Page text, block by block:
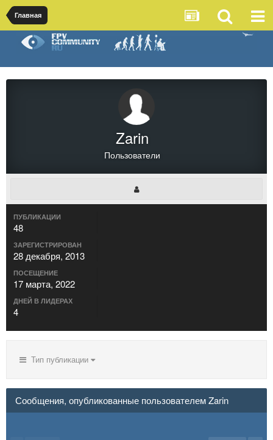
Главная
Zarin
Пользователи
ПУБЛИКАЦИИ
48
ЗАРЕГИСТРИРОВАН
28 декабря, 2013
ПОСЕЩЕНИЕ
17 марта, 2022
ДНЕЙ В ЛИДЕРАХ
4
Тип публикации
Сообщения, опубликованные пользователем Zarin